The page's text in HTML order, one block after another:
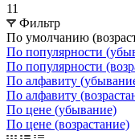
11
Фильтр
По умолчанию
По популярности
По популярности
По алфавиту
По алфавиту
По цене (убывание)
По цене (возрастание)